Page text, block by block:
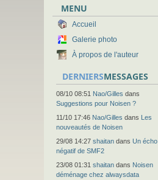
MENU
Accueil
Galerie photo
À propos de l'auteur
DERNIERSMESSAGES
08/10 08:51 Nao/Gilles dans
Suggestions pour Noisen ?
11/10 17:46 Nao/Gilles dans Les
nouveautés de Noisen
29/08 14:27 shaitan dans Un écho
négatif de SMF2
23/08 01:31 shaitan dans Noisen
déménage chez alwaysdata